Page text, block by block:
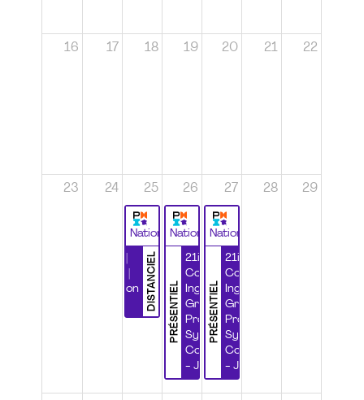
16 17 18 19 20 21 22
23 24 25
National
DISTANCIEL
Certification
26
National
PRÉSENTIEL
21ième
Congrès
Ingénierie
Grands
Projets et
Systèmes
Complexes
- Jour 1
27
National
PRÉSENTIEL
21ième
Congrès
Ingénierie
Grands
Projets et
Systèmes
Complexes
- Jour 2
28 29